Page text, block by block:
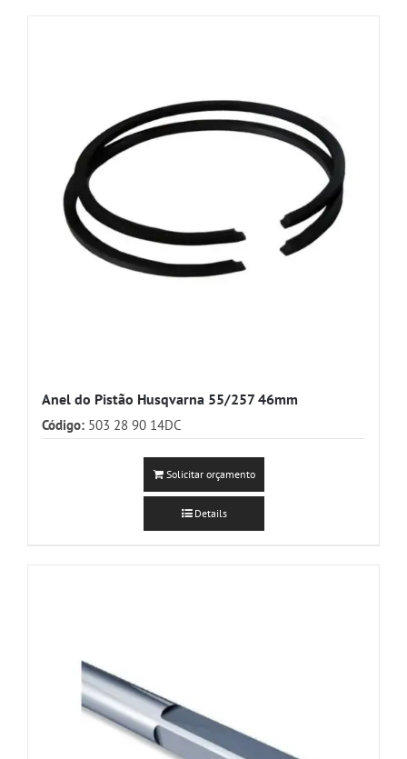
Anel do Pistão Husqvarna 55/257 46mm
Código: 503 28 90 14DC
Solicitar orçamento
Details